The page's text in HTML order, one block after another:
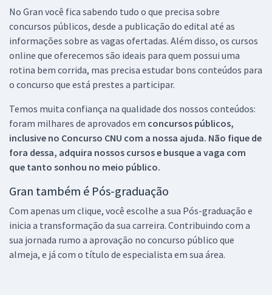
No Gran você fica sabendo tudo o que precisa sobre
concursos públicos, desde a publicação do edital até as
informações sobre as vagas ofertadas. Além disso, os cursos
online que oferecemos são ideais para quem possui uma
rotina bem corrida, mas precisa estudar bons conteúdos para
o concurso que está prestes a participar.
Temos muita confiança na qualidade dos nossos conteúdos:
foram milhares de aprovados em concursos públicos,
inclusive no Concurso CNU com a nossa ajuda. Não fique de
fora dessa, adquira nossos cursos e busque a vaga com
que tanto sonhou no meio público.
Gran também é Pós-graduação
Com apenas um clique, você escolhe a sua Pós-graduação e
inicia a transformação da sua carreira. Contribuindo com a
sua jornada rumo a aprovação no concurso público que
almeja, e já com o título de especialista em sua área.